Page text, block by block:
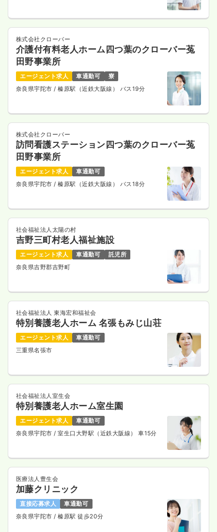
株式会社クローバー
介護付有料老人ホーム四つ葉のクローバー菟
田野事業所
エージェント求人 車通勤可
寮
奈良県宇陀市/ 榛原駅（近鉄大阪線） バス19分
株式会社クローバー
訪問看護ステーション四つ葉のクローバー菟
田野事業所
エージェント求人
車通勤可
奈良県宇陀市/ 榛原駅（近鉄大阪線） バス18分
社会福祉法人太陽の村
吉野三町村老人福祉施設
エージェント求人 車通勤可
託児所
奈良県吉野郡吉野町
社会福祉法人 東海宏和福祉会
特別養護老人ホーム 名張もみじ山荘
エージェント求人
車通勤可
三重県名張市
社会福祉法人室生会
特別養護老人ホーム室生園
エージェント求人
車通勤可
奈良県宇陀市/ 室生口大野駅（近鉄大阪線） 車15分
医療法人豊生会
加藤クリニック
直接応募求人
車通勤可
奈良県宇陀市/ 榛原駅 徒歩20分